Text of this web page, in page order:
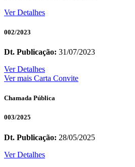
Ver Detalhes
002/2023
Dt. Publicação: 31/07/2023
Ver Detalhes
Ver mais Carta Convite
Chamada Pública
003/2025
Dt. Publicação: 28/05/2025
Ver Detalhes